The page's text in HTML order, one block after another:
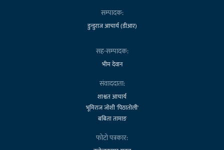
सम्पादक:
डुन्डुराज आचार्य (डीआर)
सह-सम्पादक:
भीम देवान
संवाददाता:
शाश्वत आचार्य
भूमिराज जोशी 'पिठातोली'
बबिता तामाङ
फोटो पत्रकार: